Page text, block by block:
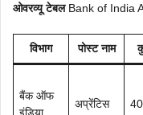
ओवरव्यू टेबलBank of India
विभाग पोस्ट नाम
बैंक ऑफ
इंडिया
अप्रेंटिस